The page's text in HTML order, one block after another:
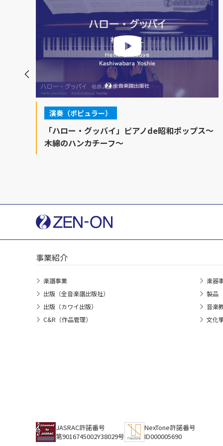
演奏（ポピュラー）
「ハロー・グッバイ」ピアノde昭和ポップス～
木綿のハンカチーフ～
事業紹介
楽譜事業
出版（全音楽譜出版社）
出版（カワイ出版）
C&R（作品管理）
楽器
製品
音楽
文化
JASRAC許諾番号
第9016745002Y38029号
NexTone許諾番号
ID000005690